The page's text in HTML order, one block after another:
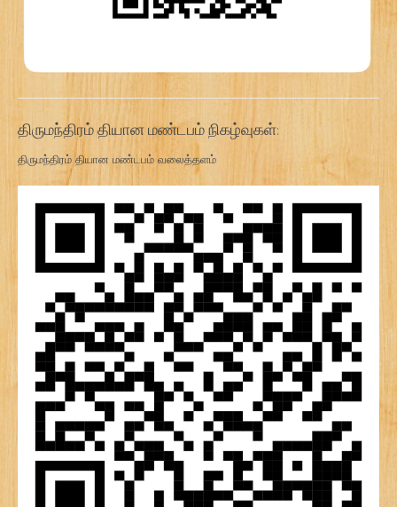
திருமந்திரம் தியான மண்டபம் நிகழ்வுகள்:
திருமந்திரம் தியான மண்டபம் வலைத்தளம்